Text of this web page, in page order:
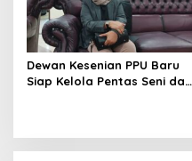
Dewan Kesenian PPU Baru
Siap Kelola Pentas Seni dan